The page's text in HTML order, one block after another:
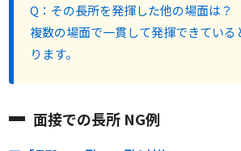
Q：その長所を発揮した他の場面は？
複数の場面で一貫して発揮できている
ります。
面接での長所 NG例